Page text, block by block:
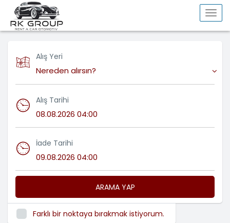
Alış Yeri
Nereden alırsın?
Alış Tarihi
İade Tarihi
ARAMA YAP
Farklı bir noktaya bırakmak istiyorum.